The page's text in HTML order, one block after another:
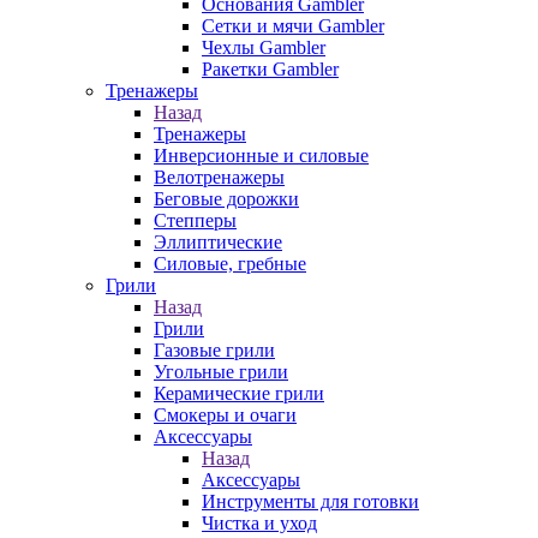
Основания Gambler
Сетки и мячи Gambler
Чехлы Gambler
Ракетки Gambler
Тренажеры
Назад
Тренажеры
Инверсионные и силовые
Велотренажеры
Беговые дорожки
Степперы
Эллиптические
Силовые, гребные
Грили
Назад
Грили
Газовые грили
Угольные грили
Керамические грили
Смокеры и очаги
Аксессуары
Назад
Аксессуары
Инструменты для готовки
Чистка и уход